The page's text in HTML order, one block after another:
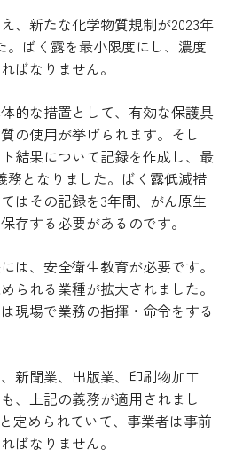
、新たな化学物質規制が2023年
。ばく露を最小限度にし、濃度
ばなりません。
的な措置として、有効な保護具
の使用が挙げられます。そし
結果について記録を作成し、最
務となりました。ばく露低減措
はその記録を3年間、がん原生
存する必要があるのです。
は、安全衛生教育が必要です。
られる業種が拡大されました。
現場で業務の指揮・命令をする
新聞業、出版業、印刷物加工
、上記の義務が適用されまし
定められていて、事業者は事前
ばなりません。